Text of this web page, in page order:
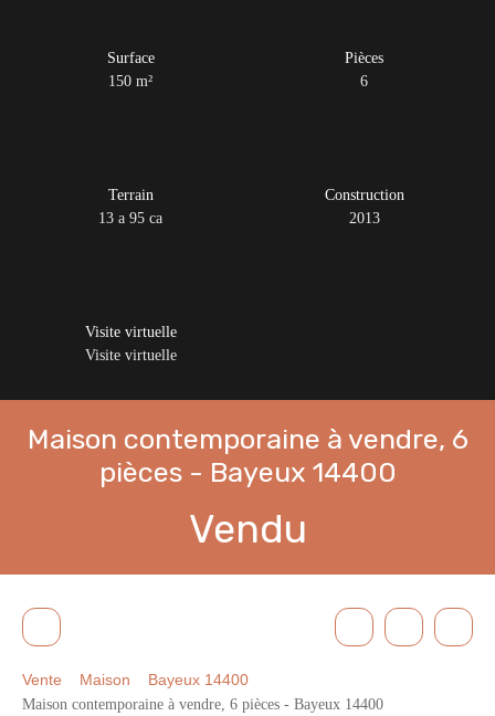
Surface
150m²
Pièces
6
Terrain
13 a 95 ca
Construction
2013
Visite virtuelle
Visite virtuelle
Maison contemporaine à vendre, 6
pièces - Bayeux 14400
Vendu
Vente Maison
Bayeux 14400
Maison contemporaine à vendre, 6 pièces - Bayeux 14400